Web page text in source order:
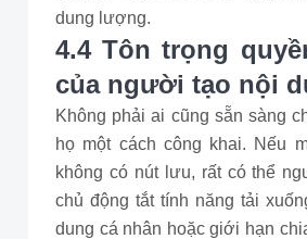
dung lượng.
4.4 Tôn trọng
của người tạo nội
Không phải ai cũng sẵn sàng
họ một cách công khai. Nếu
không có nút lưu, rất có thể
chủ động tắt tính năng tải
dung cá nhân hoặc giới hạn